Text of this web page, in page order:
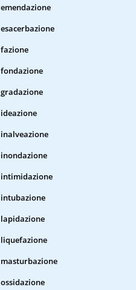
emendazione
esacerbazione
fazione
fondazione
gradazione
ideazione
inalveazione
inondazione
intimidazione
intubazione
lapidazione
liquefazione
masturbazione
ossidazione